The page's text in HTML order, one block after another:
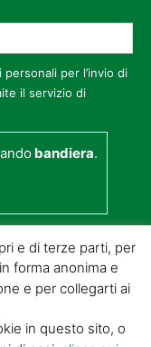
per l’invio di
il servizio di
bandiera.
e di terze parti, per
forma anonima e
e per collegarti ai
in questo sito, o